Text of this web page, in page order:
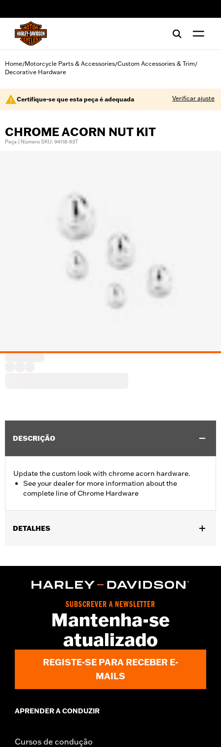
Home/Motorcycle Parts & Accessories/Custom Accessories & Trim/
Decorative Hardware
Certifique-se que esta peça é adequada Verificar ajuste
CHROME ACORN NUT KIT
Peça | Número SKU: 94118-93T
DESCRIÇÃO
Update the custom look with chrome acorn hardware.
See your dealer for more information about the
complete line of Chrome Hardware
DETALHES
WARRANTY:1 year limited warranty – Go towww.h-
SUBSCREVER A NEWSLETTER
Mantenha-se
atualizado
REGISTE-SE PARA RECEBER E-
MAILS
APRENDER A CONDUZIR
Cursos de condução